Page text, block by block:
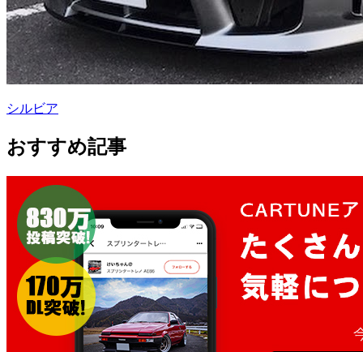
シルビア
おすすめ記事